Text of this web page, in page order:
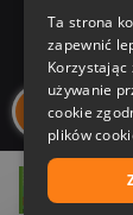
Nasza
Nasi
Ta strona
zapewnić
Korzystając
używanie
cookie
plików